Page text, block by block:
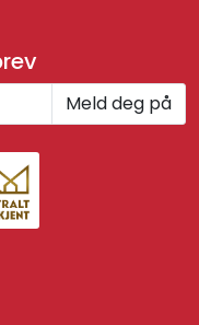
Meld deg på